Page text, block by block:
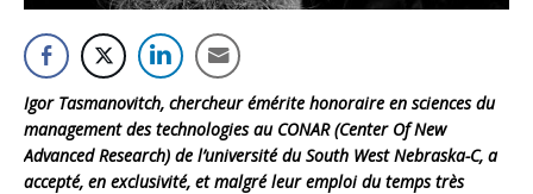
Igor Tasmanovitch, chercheur émérite honoraire en sciences du
management des technologies au CONAR (Center Of New
Advanced Research) de l’université du South West Nebraska-C, a
accepté, en exclusivité, et malgré leur emploi du temps très